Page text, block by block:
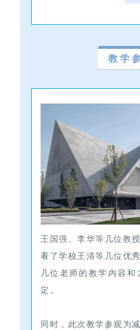
教学
王国强、李华等几位教
看了学校王清等几位优
几位老师的教学内容
定。
同时，此次教学参观为